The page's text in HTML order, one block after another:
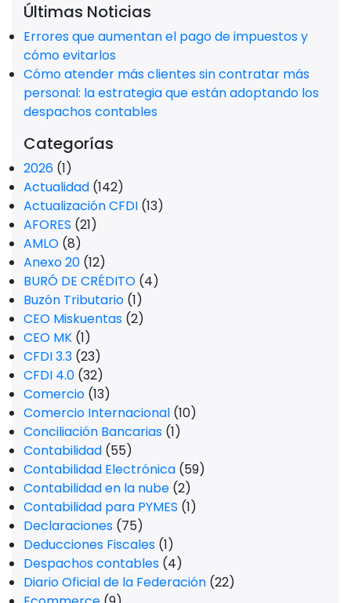
Últimas Noticias
Errores que aumentan el pago de impuestos y
cómo evitarlos
Cómo atender más clientes sin contratar más
personal: la estrategia que están adoptando los
despachos contables
Categorías
2026 (1)
Actualidad (142)
Actualización CFDI (13)
AFORES (21)
AMLO (8)
Anexo 20 (12)
BURÓ DE CRÉDITO (4)
Buzón Tributario (1)
CEO Miskuentas (2)
CEO MK (1)
CFDI 3.3 (23)
CFDI 4.0 (32)
Comercio (13)
Comercio Internacional (10)
Conciliación Bancarias (1)
Contabilidad (55)
Contabilidad Electrónica (59)
Contabilidad en la nube (2)
Contabilidad para PYMES (1)
Declaraciones (75)
Deducciones Fiscales (1)
Despachos contables (4)
Diario Oficial de la Federación (22)